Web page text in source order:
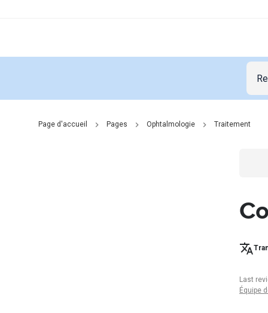
Page d'accueil Pages Ophtalmologie Traitement
Last
Équipe